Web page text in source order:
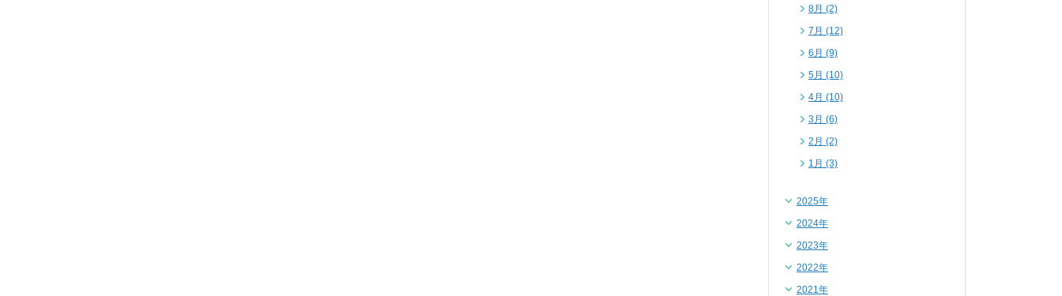
8月 (2)
7月 (12)
6月 (9)
5月 (10)
4月 (10)
3月 (6)
2月 (2)
1月 (3)
2025年
2024年
2023年
2022年
2021年